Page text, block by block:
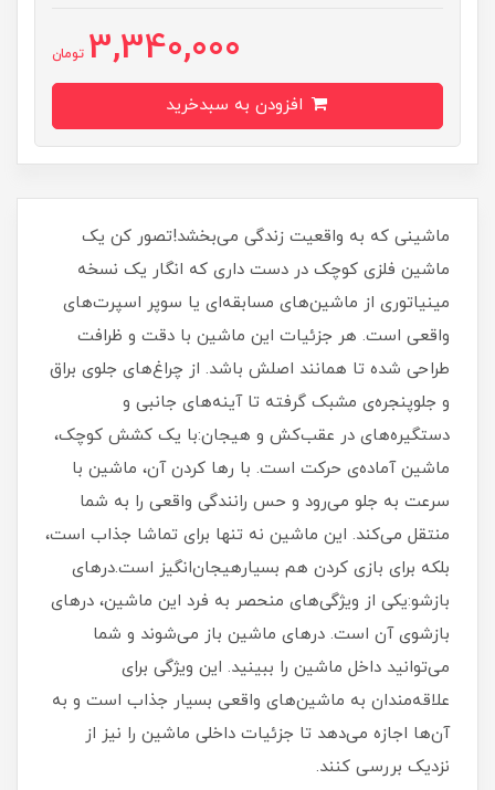
3,340,000 تومان
ماشینی که به واقعیت زندگی می‌بخشد!تصور کن یک
ماشین فلزی کوچک در دست داری که انگار یک نسخه
مینیاتوری از ماشین‌های مسابقه‌ای یا سوپر اسپرت‌های
واقعی است. هر جزئیات این ماشین با دقت و ظرافت
طراحی شده تا همانند اصلش باشد. از چراغ‌های جلوی براق
و جلوپنجره‌ی مشبک گرفته تا آینه‌های جانبی و
دستگیره‌های در عقب‌کش و هیجان:با یک کشش کوچک،
ماشین آماده‌ی حرکت است. با رها کردن آن، ماشین با
سرعت به جلو می‌رود و حس رانندگی واقعی را به شما
منتقل می‌کند. این ماشین نه تنها برای تماشا جذاب است،
بلکه برای بازی کردن هم بسیارهیجان‌انگیز است.درهای
بازشو:یکی از ویژگی‌های منحصر به فرد این ماشین، درهای
بازشوی آن است. درهای ماشین باز می‌شوند و شما
می‌توانید داخل ماشین را ببینید. این ویژگی برای
علاقه‌مندان به ماشین‌های واقعی بسیار جذاب است و به
آن‌ها اجازه می‌دهد تا جزئیات داخلی ماشین را نیز از
نزدیک بررسی کنند.